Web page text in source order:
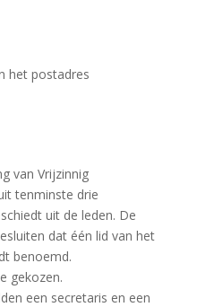
het postadres
van Vrijzinnig
tenminste drie
uit de leden. De
dat één lid van het
benoemd.
gekozen.
een secretaris en een